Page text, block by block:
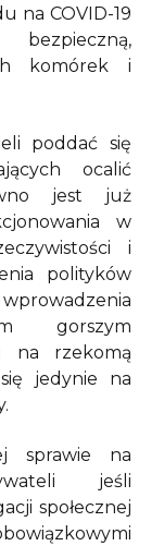
na COVID-19
komórek i
poddać się
ocalić
jest już
w
i
polityków
gorszym
na rzekomą
jedynie na
sprawie na
jeśli
społecznej